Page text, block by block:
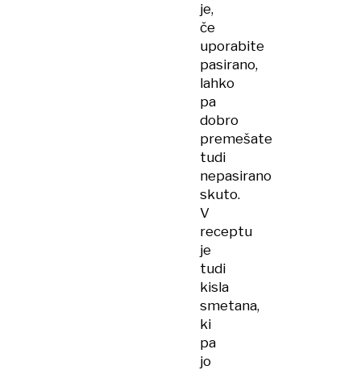
je,
če
uporabite
pasirano,
lahko
pa
dobro
premešate
tudi
nepasirano
skuto.
V
receptu
je
tudi
kisla
smetana,
ki
pa
jo